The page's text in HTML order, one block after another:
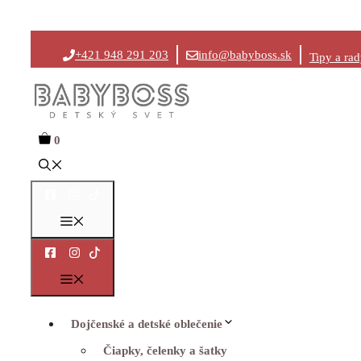
na
obsah
+421 948 291 203 info@babyboss.sk Tipy a
0
Dojčenské a detské oblečenie
Čiapky, čelenky a šatky